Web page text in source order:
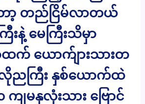
ော့ တည်ငြိမ်လာတယ်
းနဲ့ မေကြီးသိမှာ
က် ယောက်ျားသားတ
ညကြီး နှစ်ယောက်ထဲ
ျမနှလုံးသား ဗြောင်